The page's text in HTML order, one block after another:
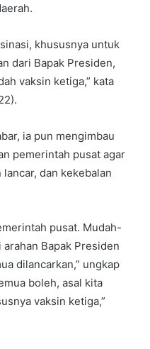
khususnya untuk
dari Bapak Presiden,
vaksin ketiga,” kata
ia pun mengimbau
pemerintah pusat agar
dan kekebalan
pusat. Mudah-
Bapak Presiden
dilancarkan,” ungkap
boleh, asal kita
vaksin ketiga,”